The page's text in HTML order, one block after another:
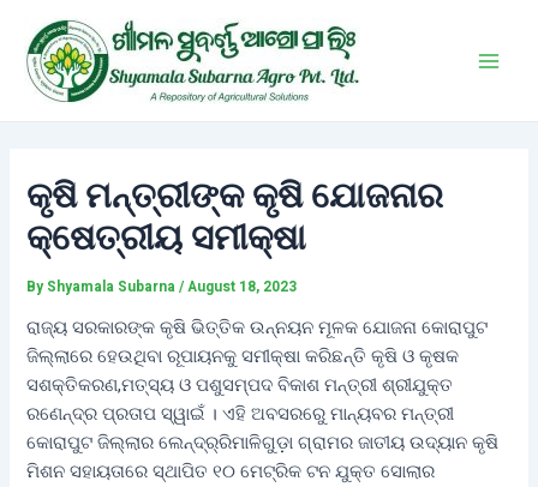
content
କୃଷି ମନ୍ତ୍ରୀଙ୍କ କୃଷି ଯୋଜନାର
କ୍ଷେତ୍ରୀୟ ସମୀକ୍ଷା
By Shyamala Subarna/August 18, 2023
ରାଜ୍ୟ ସରକାରଙ୍କ କୃଷି ଭିତ୍ତିକ ଉନ୍ନୟନ ମୂଳକ ଯୋଜନା କୋରାପୁଟ
ଜିଲ୍ଲାରେ ହେଉଥିବା ରୂପାୟନକୁ ସମୀକ୍ଷା କରିଛନ୍ତି କୃଷି ଓ କୃଷକ
ସଶକ୍ତିକରଣ,ମତ୍ସ୍ୟ ଓ ପଶୁସମ୍ପଦ ବିକାଶ ମନ୍ତ୍ରୀ ଶ୍ରୀଯୁକ୍ତ
ରଣେନ୍ଦ୍ର ପ୍ରତାପ ସ୍ୱାଇଁ । ଏହି ଅବସରରେୁ ମାନ୍ୟବର ମନ୍ତ୍ରୀ
କୋରାପୁଟ ଜିଲ୍ଲାର ଲେନ୍ଦ୍ର୍ରିମାଳିଗୁଡ଼ା ଗ୍ରାମର ଜାତୀୟ ଉଦ୍ୟାନ କୃଷି
ମିଶନ ସହାୟତାରେ ସ୍ଥାପିତ ୧୦ ମେଟ୍ରିକ ଟନ ଯୁକ୍ତ ସୋଲାର
navigation